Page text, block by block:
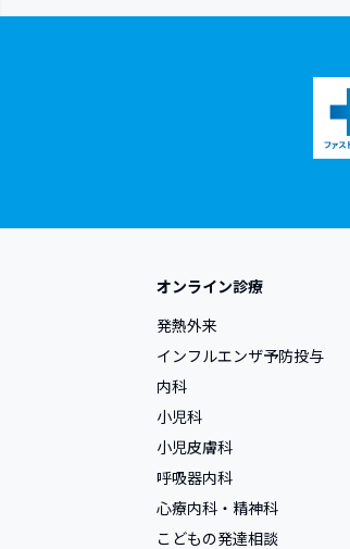
オンライン診療
発熱外来
インフルエンザ予防投与
内科
小児科
小児皮膚科
呼吸器内科
心療内科・精神科
こどもの発達相談